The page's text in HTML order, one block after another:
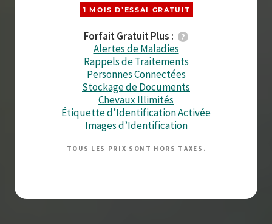
1 MOIS D’ESSAI GRATUIT
Forfait Gratuit Plus :
Alertes de Maladies
Rappels de Traitements
Personnes Connectées
Stockage de Documents
Chevaux Illimités
Étiquette d’Identification Activée
Images d’Identification
TOUS LES PRIX SONT HORS TAXES.